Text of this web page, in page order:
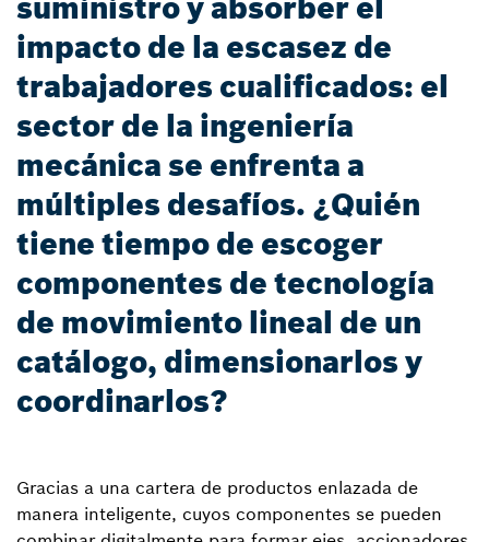
suministro y absorber el
impacto de la escasez de
trabajadores cualificados: el
sector de la ingeniería
mecánica se enfrenta a
múltiples desafíos. ¿Quién
tiene tiempo de escoger
componentes de tecnología
de movimiento lineal de un
catálogo, dimensionarlos y
coordinarlos?
Gracias a una cartera de productos enlazada de
manera inteligente, cuyos componentes se pueden